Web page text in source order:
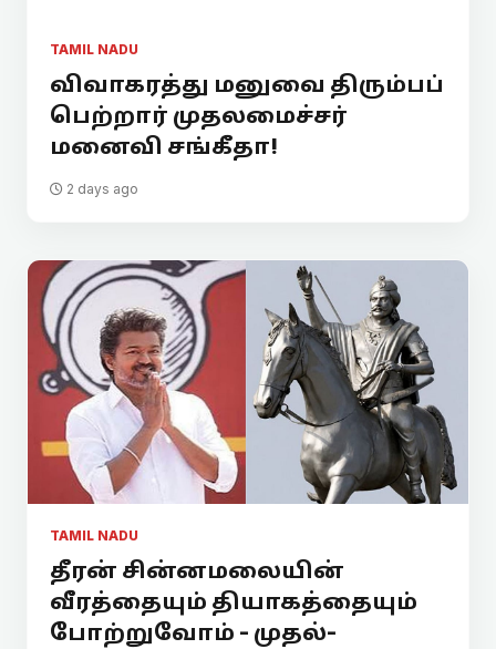
TAMIL NADU
விவாகரத்து மனுவை திரும்பப்
பெற்றார் முதலமைச்சர்
மனைவி சங்கீதா!
2 days ago
TAMIL NADU
தீரன் சின்னமலையின்
வீரத்தையும் தியாகத்தையும்
போற்றுவோம் - முதல்-